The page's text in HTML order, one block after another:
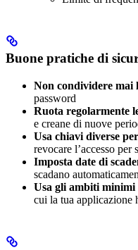
Buone pratiche di
Non condividere mai
password
Ruota regolarmente
e creane di nuove
Usa chiavi diverse
revocare l’accesso
Imposta date di
scadano
Usa gli ambiti minimi
cui la tua applicazione